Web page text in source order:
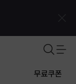
무료쿠폰